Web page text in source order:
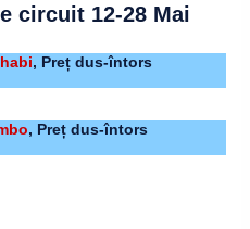
circuit 12-28 Mai
, Preț dus-întors
, Preț dus-întors